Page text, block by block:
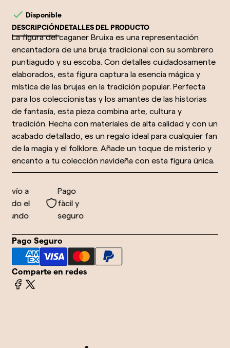
 Disponible
DESCRIPCIÓNDETALLES DEL PRODUCTO
La figura del caganer Bruixa es una representación
encantadora de una bruja tradicional con su sombrero
puntiagudo y su escoba. Con detalles cuidadosamente
elaborados, esta figura captura la esencia mágica y
mística de las brujas en la tradición popular. Perfecta
para los coleccionistas y los amantes de las historias
de fantasía, esta pieza combina arte, cultura y
tradición. Hecha con materiales de alta calidad y con un
acabado detallado, es un regalo ideal para cualquier fan
de la magia y el folklore. Añade un toque de misterio y
encanto a tu colección navideña con esta figura única.
a
el
Pago
fàcil y
seguro
Pago Seguro
Comparte en redes